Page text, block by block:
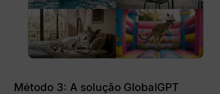
Método 3: A solução GlobalGPT